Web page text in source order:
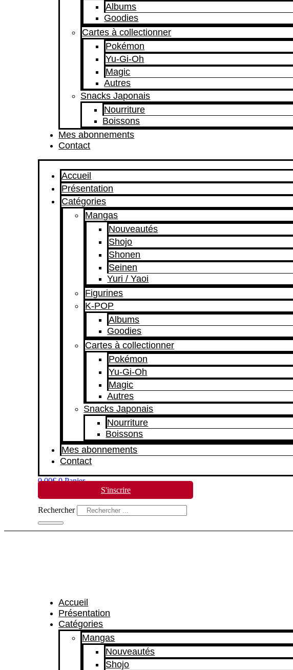
Albums
Goodies
Cartes à collectionner
Pokémon
Yu-Gi-Oh
Magic
Autres
Snacks Japonais
Nourriture
Boissons
Mes abonnements
Contact
Accueil
Présentation
Catégories
Mangas
Nouveautés
Shojo
Shonen
Seinen
Yuri / Yaoi
Figurines
K-POP
Albums
Goodies
Cartes à collectionner
Pokémon
Yu-Gi-Oh
Magic
Autres
Snacks Japonais
Nourriture
Boissons
Mes abonnements
Contact
0,00€ 0 Panier
S'inscrire
Rechercher
Accueil
Présentation
Catégories
Mangas
Nouveautés
Shojo